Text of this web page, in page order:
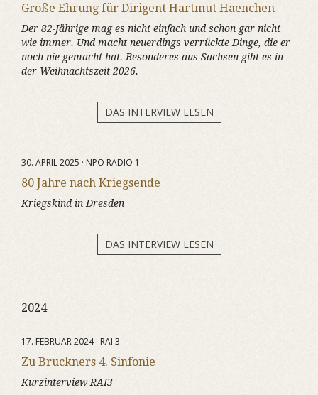
Große Ehrung für Dirigent Hartmut Haenchen
Der 82-Jährige mag es nicht einfach und schon gar nicht
wie immer. Und macht neuerdings verrückte Dinge, die er
noch nie gemacht hat. Besonderes aus Sachsen gibt es in
der Weihnachtszeit 2026.
DAS INTERVIEW LESEN
30. APRIL 2025 · NPO RADIO 1
80 Jahre nach Kriegsende
Kriegskind in Dresden
DAS INTERVIEW LESEN
2024
17. FEBRUAR 2024 · RAI 3
Zu Bruckners 4. Sinfonie
Kurzinterview RAI3